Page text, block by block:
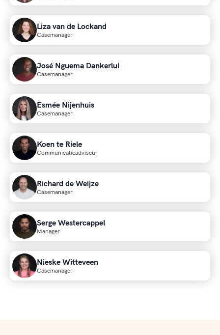
Liza van de Lockand
Casemanager
José Nguema Dankerlui
Casemanager
Esmée Nijenhuis
Casemanager
Koen te Riele
Communicatieadviseur
Richard de Weijze
Casemanager
Serge Westercappel
Manager
Nieske Witteveen
Casemanager